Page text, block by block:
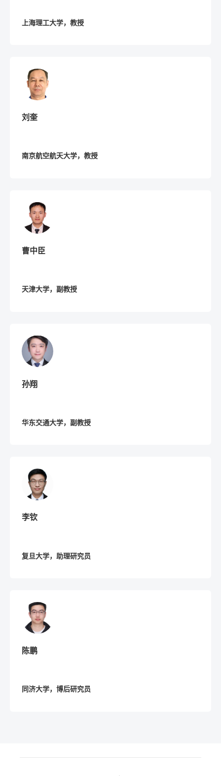
上海理工大学，教授
刘奎
南京航空航天大学，教授
曹中臣
天津大学，副教授
孙翔
华东交通大学，副教授
李钦
复旦大学，助理研究员
陈鹏
同济大学，博后研究员